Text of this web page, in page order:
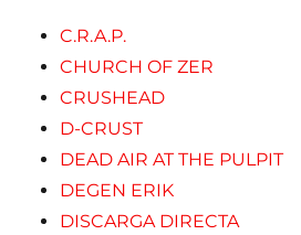
C.R.A.P.
CHURCH OF ZER
CRUSHEAD
D-CRUST
DEAD AIR AT THE PULPIT
DEGEN ERIK
DISCARGA DIRECTA